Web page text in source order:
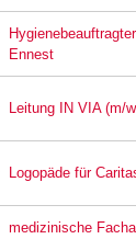
Ennest
Leitung IN VIA (m/
Logopäde für
medizinische